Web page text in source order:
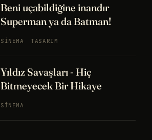
Beni uçabildiğine inandır
Superman ya da Batman!
SINEMA TASARIM
Yıldız Savaşları - Hiç
Bitmeyecek Bir Hikaye
SINEMA